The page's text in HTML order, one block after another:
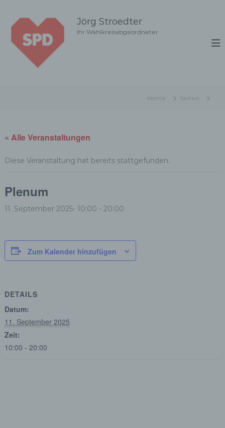
Jörg Stroedter
Ihr Wahlkreisabgeordneter
Home Seiten
« Alle Veranstaltungen
Diese Veranstaltung hat bereits stattgefunden.
Plenum
11. September 2025- 10:00 - 20:00
Zum Kalender hinzufügen
DETAILS
Datum:
11. September 2025
Zeit:
10:00 - 20:00